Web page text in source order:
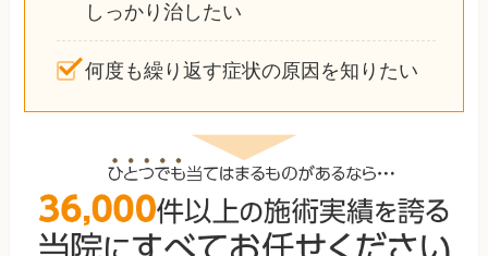
しっかり治したい
何度も繰り返す症状の原因を知りたい